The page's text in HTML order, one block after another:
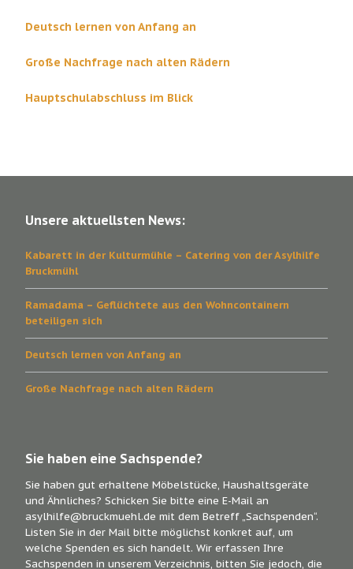
Deutsch lernen von Anfang an
Große Nachfrage nach alten Rädern
Hauptschulabschluss im Blick
Unsere aktuellsten News:
Kabarett in der Kulturmühle – Catering von der Asylhilfe
Bruckmühl
Ramadama – Geflüchtete aus den Wohncontainern
beteiligen sich
Deutsch lernen von Anfang an
Große Nachfrage nach alten Rädern
Sie haben eine Sachspende?
Sie haben gut erhaltene Möbelstücke, Haushaltsgeräte
und Ähnliches? Schicken Sie bitte eine E-Mail an
asylhilfe@bruckmuehl.de mit dem Betreff „Sachspenden“.
Listen Sie in der Mail bitte möglichst konkret auf, um
welche Spenden es sich handelt. Wir erfassen Ihre
Sachspenden in unserem Verzeichnis, bitten Sie jedoch, die